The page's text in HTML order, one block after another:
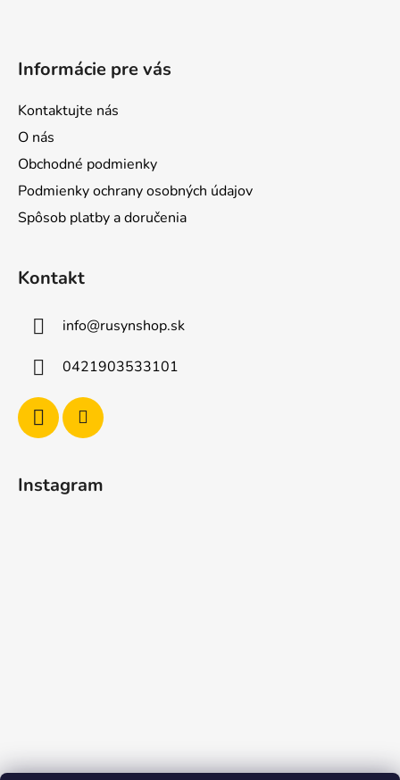
Informácie pre vás
Kontaktujte nás
O nás
Obchodné podmienky
Podmienky ochrany osobných údajov
Spôsob platby a doručenia
Kontakt
info@rusynshop.sk
0421903533101
Instagram